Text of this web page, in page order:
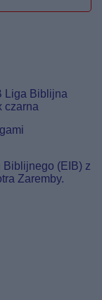
Liga Biblijna
czarna
Biblijnego (EIB) z
Zaremby.